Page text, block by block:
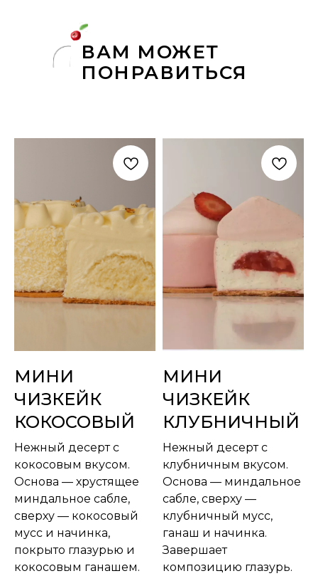
ВАМ МОЖЕТ
ПОНРАВИТЬСЯ
МИНИ
ЧИЗКЕЙК
КОКОСОВЫЙ
Нежный десерт с
кокосовым вкусом.
Основа — хрустящее
миндальное сабле,
сверху — кокосовый
мусс и начинка,
покрыто глазурью и
кокосовым ганашем.
МИНИ
ЧИЗКЕЙК
КЛУБНИЧНЫЙ
Нежный десерт с
клубничным вкусом.
Основа — миндальное
сабле, сверху —
клубничный мусс,
ганаш и начинка.
Завершает
композицию глазурь.